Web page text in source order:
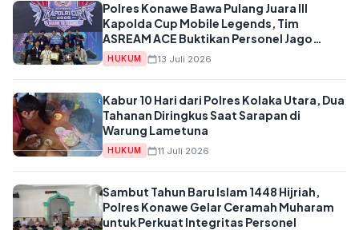
Polres Konawe Bawa Pulang Juara III
Kapolda Cup Mobile Legends, Tim
ASREAM ACE Buktikan Personel Jago
Esports
HUKUM 13 Juli 2026
Kabur 10 Hari dari Polres Kolaka Utara, Dua
Tahanan Diringkus Saat Sarapan di
Warung Lametuna
HUKUM 11 Juli 2026
Sambut Tahun Baru Islam 1448 Hijriah,
Polres Konawe Gelar Ceramah Muharam
untuk Perkuat Integritas Personel